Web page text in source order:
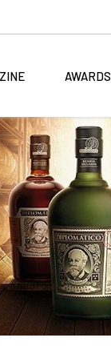
AWARDS